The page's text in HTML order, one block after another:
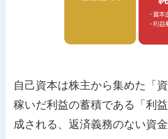
自己資本は株主から集めた「
稼いだ利益の蓄積である「利
成される、返済義務のない資金